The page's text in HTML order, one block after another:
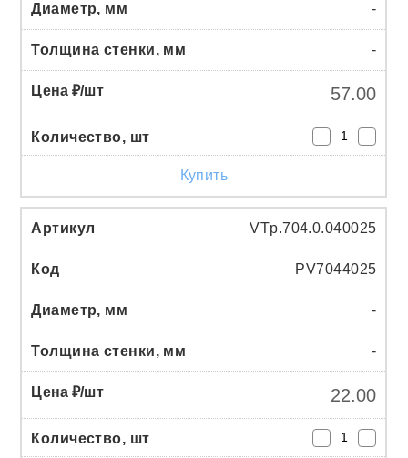
-
-
57.00
Купить
VTp.704.0.040025
PV7044025
-
-
22.00